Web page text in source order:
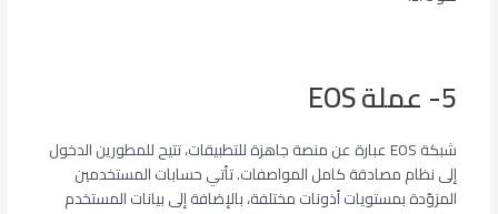
5- عملة EOS
شبكة EOS عبارة عن منصة جاهزة للتطبيقات، تتيح للمطورين الدخول
إلى نظام مصادقة كامل المواصفات. تأتي حسابات المستخدمين
المزوّدة بمستويات أذونات مختلفة، بالإضافة إلى بيانات المستخدم